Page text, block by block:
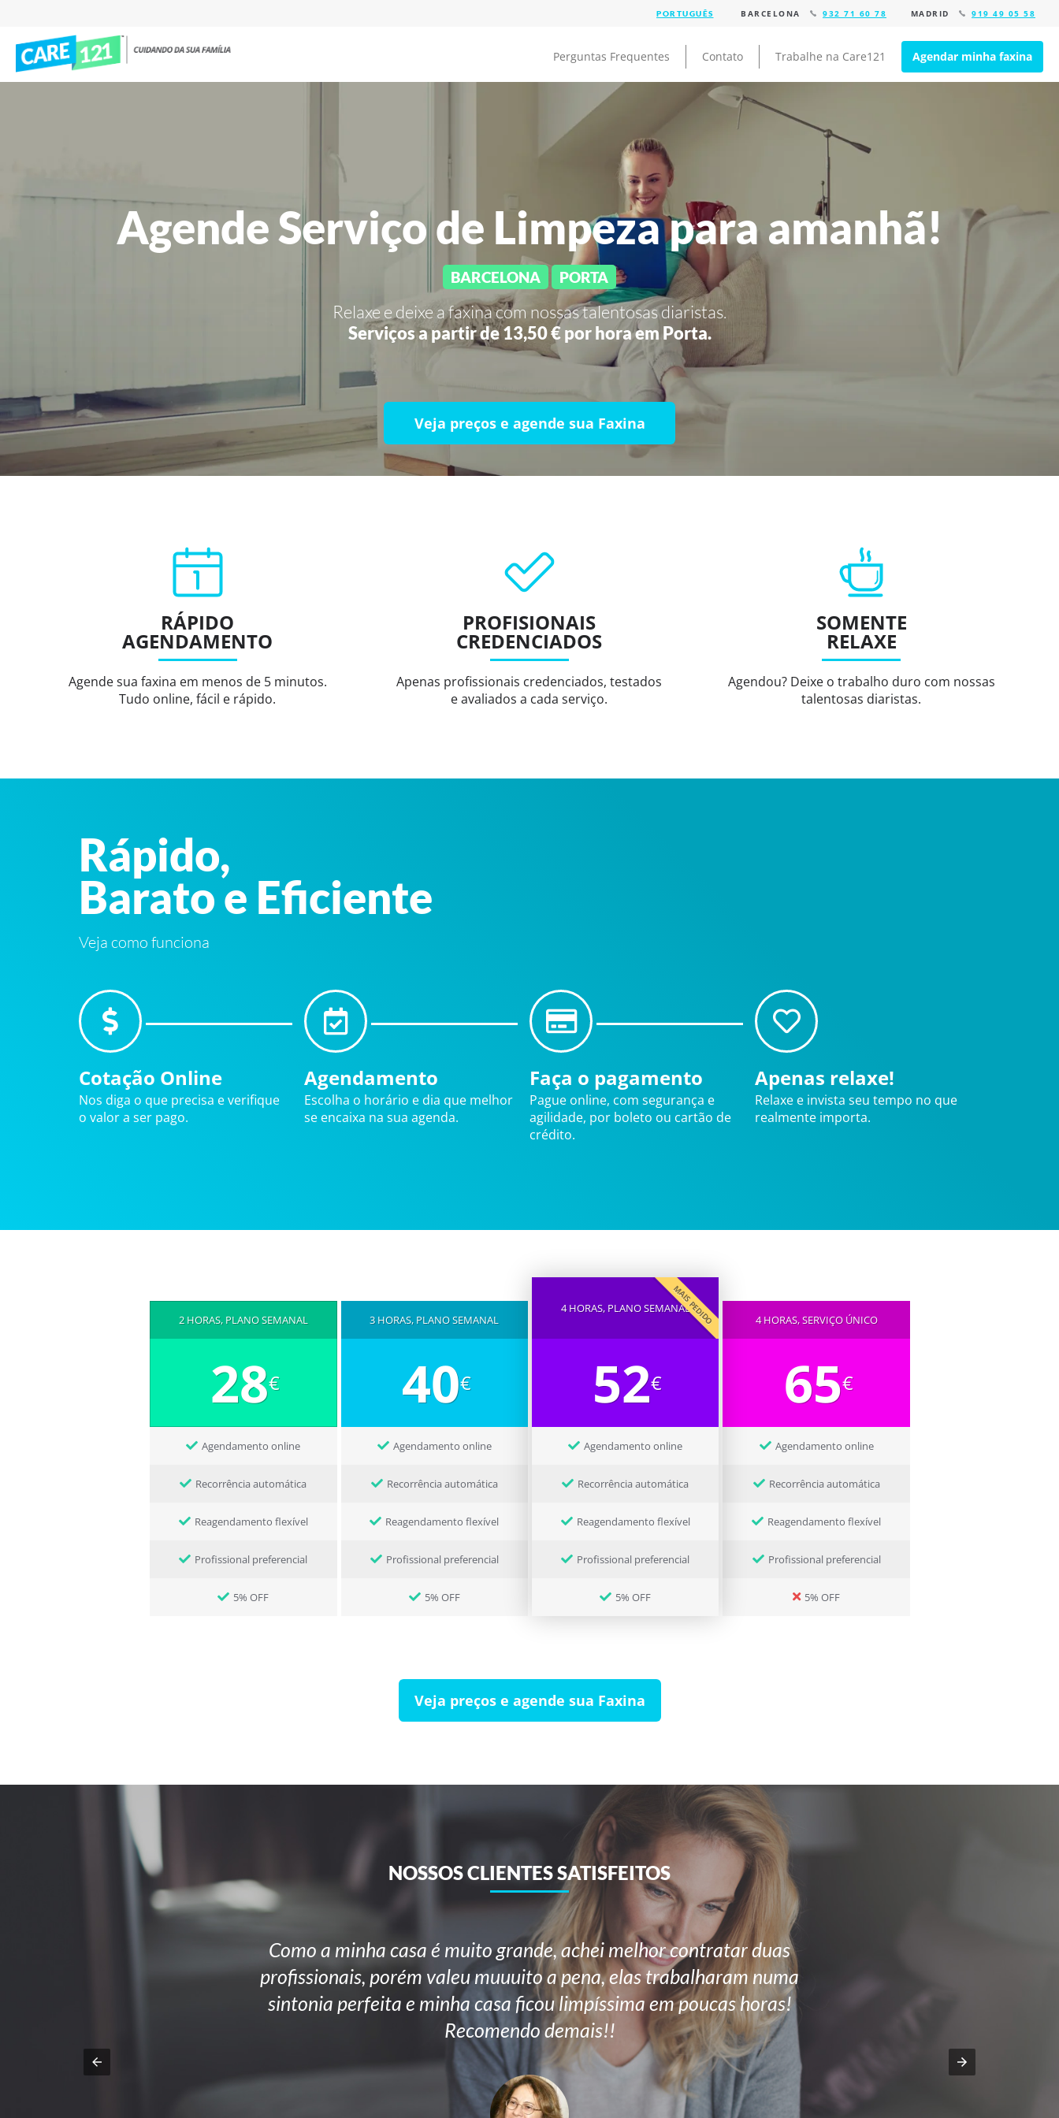
BARCELONA 932 71 60 78 MADRID 919 49 05 58
Perguntas Frequentes Contato Trabalhe na Care121 Agendar minha faxina
Agende Serviço de Limpeza para amanhã!
BARCELONA PORTA
Relaxe e deixe a faxina com nossas talentosas diaristas.
Serviços a partir de 13,50 € por hora emPorta.
Veja preços e agende sua Faxina
RÁPIDO
AGENDAMENTO
Agende sua faxina em menos de 5 minutos.
Tudo online, fácil e rápido.
PROFISIONAIS
CREDENCIADOS
Apenas profissionais credenciados, testados
e avaliados a cada serviço.
SOMENTE
RELAXE
Agendou? Deixe o trabalho duro com nossas
talentosas diaristas.
Rápido,
Barato e Eficiente
Veja como funciona
Cotação Online
Nos diga o que precisa e verifique
o valor a ser pago.
Agendamento
Escolha o horário e dia que melhor
se encaixa na sua agenda.
Faça o pagamento
Pague online, com segurança e
agilidade, por boleto ou cartão de
crédito.
Apenas relaxe!
Relaxe e invista seu tempo no que
realmente importa.
2 HORAS, PLANO SEMANAL
28€
Agendamento online
Recorrência automática
Reagendamento flexível
Profissional preferencial
5% OFF
3 HORAS, PLANO SEMANAL
40€
Agendamento online
Recorrência automática
Reagendamento flexível
Profissional preferencial
5% OFF
MAIS PEDIDO
4 HORAS, PLANO SEMANAL
52€
Agendamento online
Recorrência automática
Reagendamento flexível
Profissional preferencial
5% OFF
4 HORAS, SERVIÇO ÚNICO
65€
Agendamento online
Recorrência automática
Reagendamento flexível
Profissional preferencial
5% OFF
Veja preços e agende sua Faxina
NOSSOS CLIENTES SATISFEITOS
Como a minha casa é muito grande, achei melhor contratar duas
profissionais, porém valeu muuuito a pena, elas trabalharam numa
sintonia perfeita e minha casa ficou limpíssima em poucas horas!
Recomendo demais!!